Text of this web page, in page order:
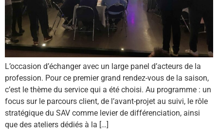
L’occasion d’échanger avec un large panel d’acteurs de la
profession. Pour ce premier grand rendez-vous de la saison,
c’est le thème du service qui a été choisi. Au programme : un
focus sur le parcours client, de l’avant-projet au suivi, le rôle
stratégique du SAV comme levier de différenciation, ainsi
que des ateliers dédiés à la […]